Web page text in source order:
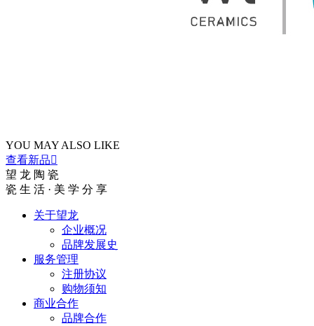
YOU MAY ALSO LIKE
查看新品
望 龙 陶 瓷
瓷 生 活 · 美 学 分 享
关于望龙
企业概况
品牌发展史
服务管理
注册协议
购物须知
商业合作
品牌合作